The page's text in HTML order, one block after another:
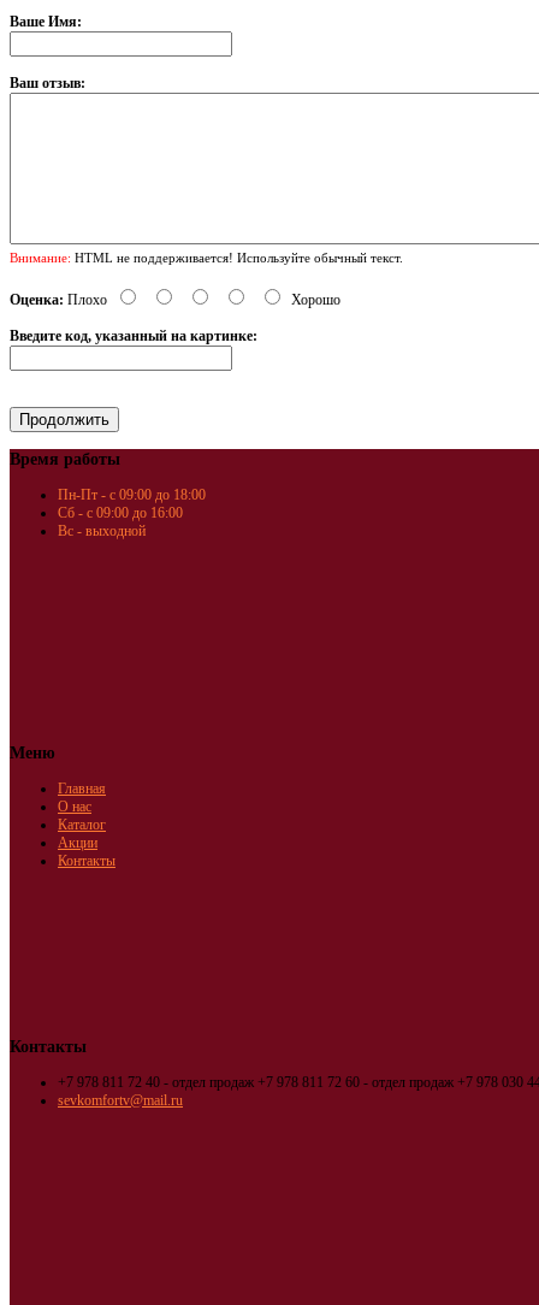
Ваше Имя:
Ваш отзыв:
Внимание: HTML не поддерживается! Используйте обычный текст.
Оценка: Плохо Хорошо
Введите код, указанный на картинке:
Время работы
Пн-Пт - с 09:00 до 18:00
Сб - с 09:00 до 16:00
Вс - выходной
Меню
Главная
О нас
Каталог
Акции
Контакты
Контакты
+7 978 811 72 40 - отдел продаж +7 978 811 72 60 - отдел продаж +7 978 030
sevkomfortv@mail.ru